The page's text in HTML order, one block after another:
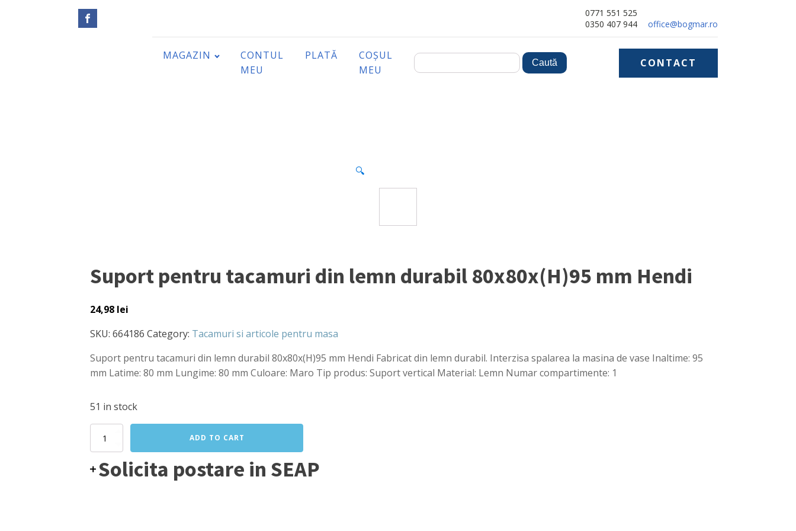
0771 551 525
0350 407 944
office@bogmar.ro
MAGAZIN
CONTUL
MEU
PLATĂ
COȘUL
MEU
CONTACT
🔍
Suport pentru tacamuri din lemn durabil 80x80x(H)95 mm Hendi
24,98 lei
SKU: 664186 Category: Tacamuri si articole pentru masa
Suport pentru tacamuri din lemn durabil 80x80x(H)95 mm Hendi Fabricat din lemn durabil. Interzisa spalarea la masina de vase Inaltime: 95
mm Latime: 80 mm Lungime: 80 mm Culoare: Maro Tip produs: Suport vertical Material: Lemn Numar compartimente: 1
51 in stock
Suport
din
lemn
ADD TO CART
Solicita postare in SEAP